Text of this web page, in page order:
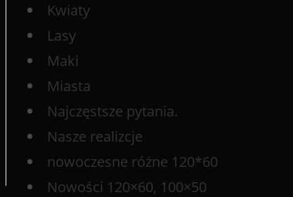
Kwiaty
Lasy
Maki
Miasta
Najczęstsze pytania.
Nasze realizcje
nowoczesne różne 120*60
Nowości 120×60, 100×50